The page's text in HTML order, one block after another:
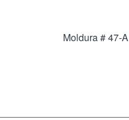
Moldura # 47-A